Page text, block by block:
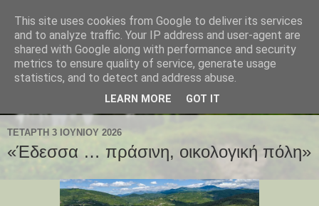
ΤΕΤΆΡΤΗ 3 ΙΟΥΝΊΟΥ 2026
«Έδεσσα … πράσινη, οικολογική πόλη»
This site uses cookies from Google to deliver its services
and to analyze traffic. Your IP address and user-agent are
shared with Google along with performance and security
metrics to ensure quality of service, generate usage
statistics, and to detect and address abuse.
LEARN MORE GOT IT